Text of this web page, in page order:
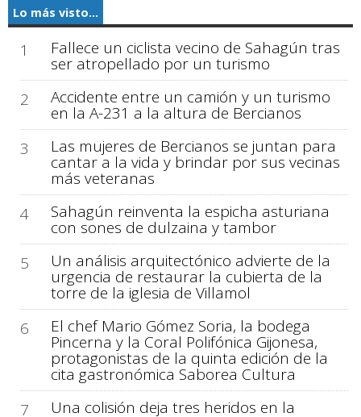
Lo más visto...
1 Fallece un ciclista vecino de Sahagún tras
ser atropellado por un turismo
2
Accidente entre un camión y un turismo
en la A-231 a la altura de Bercianos
3
Las mujeres de Bercianos se juntan para
cantar a la vida y brindar por sus vecinas
más veteranas
4
Sahagún reinventa la espicha asturiana
con sones de dulzaina y tambor
5
Un análisis arquitectónico advierte de la
urgencia de restaurar la cubierta de la
torre de la iglesia de Villamol
6
El chef Mario Gómez Soria, la bodega
Pincerna y la Coral Polifónica Gijonesa,
protagonistas de la quinta edición de la
cita gastronómica Saborea Cultura
7
Una colisión deja tres heridos en la